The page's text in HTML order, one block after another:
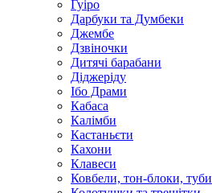
Гуіро
Дарбуки та Думбеки
Джембе
Дзвіночки
Дитячі барабани
Діджеріду
Ібо Драми
Кабаса
Калімби
Кастаньєти
Кахони
Клавеси
Ковбели, тон-блоки, туби